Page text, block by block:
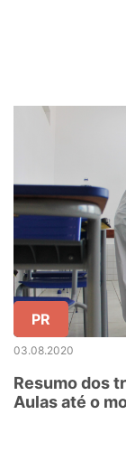
PR
03.08.2020
Resumo dos
Aulas até o